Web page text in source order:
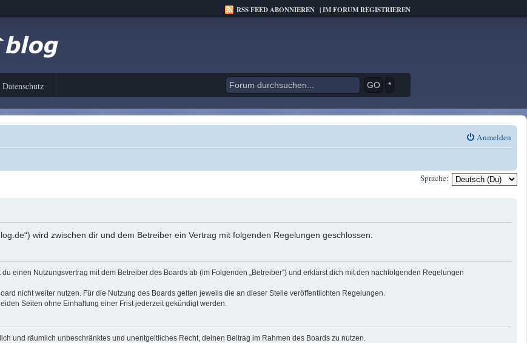
RSS FEED ABONNIEREN |IM FORUM REGISTRIEREN
Datenschutz *
Anmelden
Sprache:
wird zwischen dir und dem Betreiber ein Vertrag mit folgenden Regelungen geschlossen:
einen Nutzungsvertrag mit dem Betreiber des Boards ab (im Folgenden „Betreiber“) und erklärst dich mit den nachfolgenden Regelungen
nicht weiter nutzen. Für die Nutzung des Boards gelten jeweils die an dieser Stelle veröffentlichten Regelungen.
Seiten ohne Einhaltung einer Frist jederzeit gekündigt werden.
und räumlich unbeschränktes und unentgeltliches Recht, deinen Beitrag im Rahmen des Boards zu nutzen.